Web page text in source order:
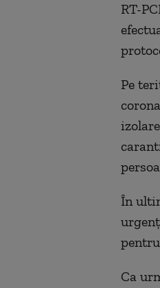
RT-
Pe
În
Ca